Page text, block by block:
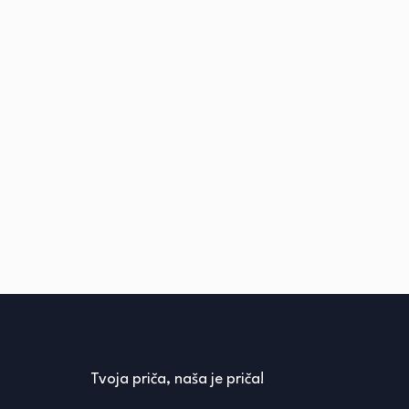
Tvoja priča, naša je priča!